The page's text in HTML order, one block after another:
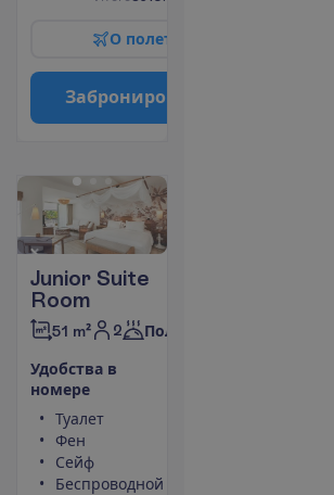
О полет
Заброниро
Junior Suite
Room
51 m² 2 Полупансион
Удобства в
номере
Туалет
Фен
Сейф
Беспроводной